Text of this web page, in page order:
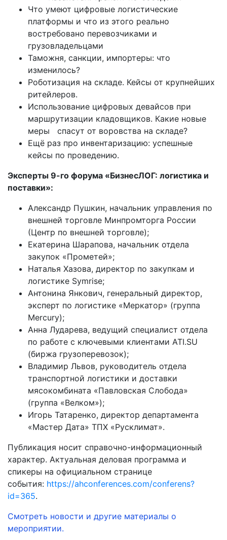
Что умеют цифровые логистические
платформы и что из этого реально
востребовано перевозчиками и
грузовладельцами
Таможня, санкции, импортеры: что
изменилось?
Роботизация на складе. Кейсы от крупнейших
ритейлеров.
Использование цифровых девайсов при
маршрутизации кладовщиков. Какие новые
меры спасут от воровства на складе?
Ещё раз про инвентаризацию: успешные
кейсы по проведению.
Эксперты 9-го форума «БизнесЛОГ: логистика и
поставки»:
Александр Пушкин, начальник управления по
внешней торговле Минпромторга России
(Центр по внешней торговле);
Екатерина Шарапова, начальник отдела
закупок «Прометей»;
Наталья Хазова, директор по закупкам и
логистике Symrise;
Антонина Янкович, генеральный директор,
эксперт по логистике «Меркатор» (группа
Mercury);
Анна Лударева, ведущий специалист отдела
по работе с ключевыми клиентами ATI.SU
(биржа грузоперевозок);
Владимир Львов, руководитель отдела
транспортной логистики и доставки
мясокомбината «Павловская Слобода»
(группа «Велком»);
Игорь Татаренко, директор департамента
«Мастер Дата» ТПХ «Русклимат».
Публикация носит справочно-информационный
характер. Актуальная деловая программа и
спикеры на официальном странице
события: https://ahconferences.com/conferens?
id=365.
Смотреть новости и другие материалы о
мероприятии.